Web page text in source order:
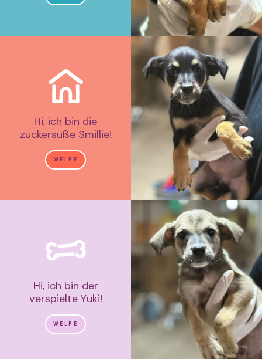
Hi, ich bin die
zuckersüße Smillie!
WELPE
Hi, ich bin der
verspielte Yuki!
WELPE